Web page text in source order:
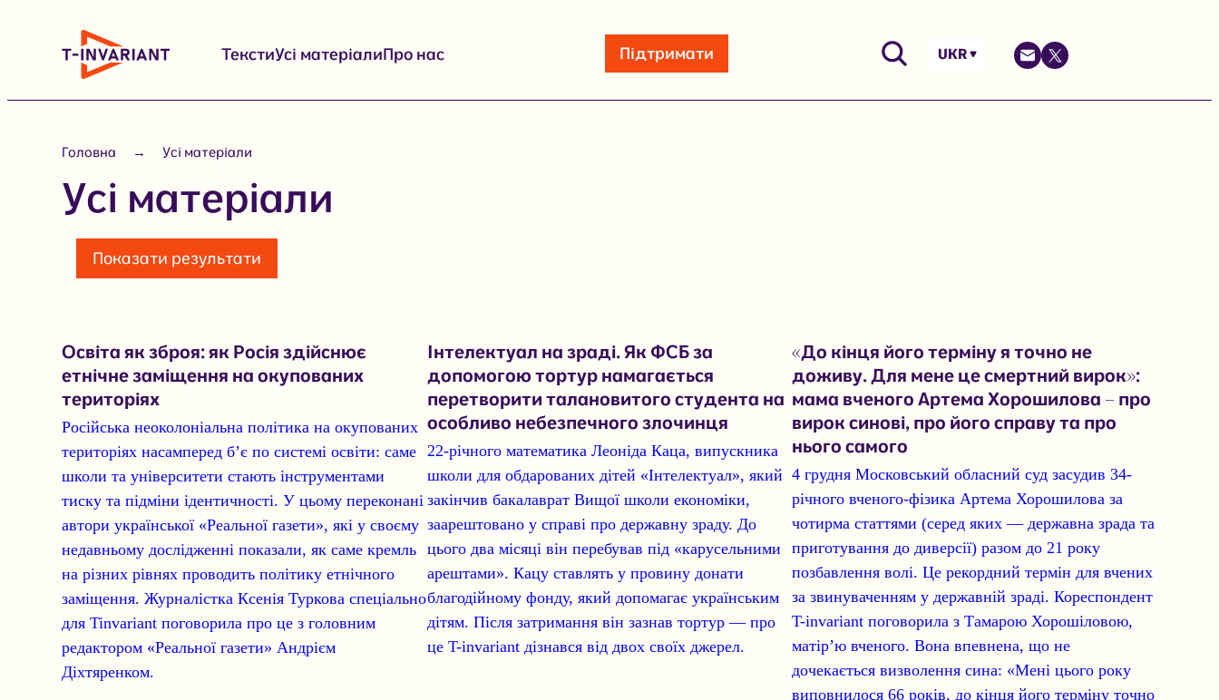
ТекстиУсі матеріалиПро нас Підтримати UKR
Головна Усі матеріали
Усі матеріали
Показати результати
Освіта як зброя: як Росія здійснює
етнічне заміщення на окупованих
територіях
Російська неоколоніальна політика на окупованих
територіях насамперед б’є по системі освіти: саме
школи та університети стають інструментами
тиску та підміни ідентичності. У цьому переконані
автори української «Реальної газети», які у своєму
недавньому дослідженні показали, як саме кремль
на різних рівнях проводить політику етнічного
заміщення. Журналістка Ксенія Туркова спеціально
для Tinvariant поговорила про це з головним
редактором «Реальної газети» Андрієм
Діхтяренком.
Інтелектуал на зраді. Як ФСБ за
допомогою тортур намагається
перетворити талановитого студента на
особливо небезпечного злочинця
22-річного математика Леоніда Каца, випускника
школи для обдарованих дітей «Інтелектуал», який
закінчив бакалаврат Вищої школи економіки,
заарештовано у справі про державну зраду. До
цього два місяці він перебував під «карусельними
арештами». Кацу ставлять у провину донати
благодійному фонду, який допомагає українським
дітям. Після затримання він зазнав тортур — про
це T-invariant дізнався від двох своїх джерел.
«До кінця його терміну я точно не
доживу. Для мене це смертний вирок»:
мама вченого Артема Хорошилова – про
вирок синові, про його справу та про
нього самого
4 грудня Московський обласний суд засудив 34-
річного вченого-фізика Артема Хорошилова за
чотирма статтями (серед яких — державна зрада та
приготування до диверсії) разом до 21 року
позбавлення волі. Це рекордний термін для вчених
за звинуваченням у державній зраді. Кореспондент
T-invariant поговорила з Тамарою Хорошіловою,
матір’ю вченого. Вона впевнена, що не
дочекається визволення сина: «Мені цього року
виповнилося 66 років, до кінця його терміну точно